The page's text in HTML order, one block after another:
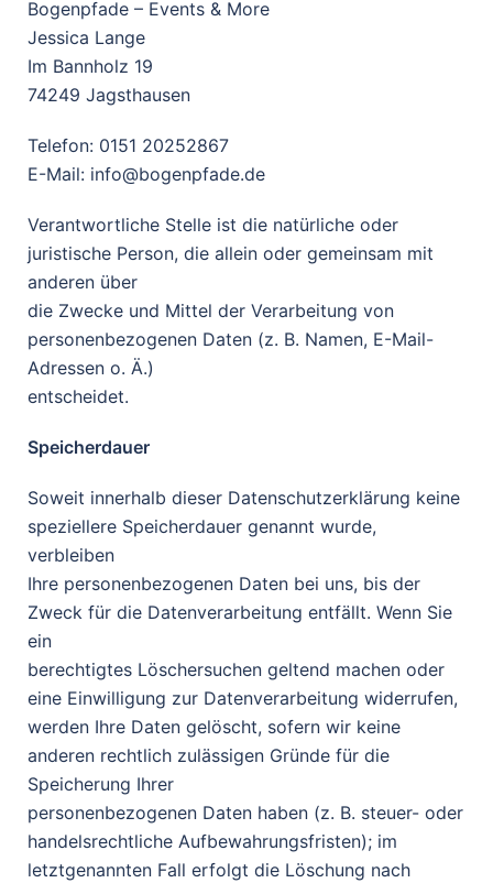
Bogenpfade – Events & More
Jessica Lange
Im Bannholz 19
74249 Jagsthausen
Telefon: 0151 20252867
E-Mail: info@bogenpfade.de
Verantwortliche Stelle ist die natürliche oder
juristische Person, die allein oder gemeinsam mit
anderen über
die Zwecke und Mittel der Verarbeitung von
personenbezogenen Daten (z. B. Namen, E-Mail-
Adressen o. Ä.)
entscheidet.
Speicherdauer
Soweit innerhalb dieser Datenschutzerklärung keine
speziellere Speicherdauer genannt wurde,
verbleiben
Ihre personenbezogenen Daten bei uns, bis der
Zweck für die Datenverarbeitung entfällt. Wenn Sie
ein
berechtigtes Löschersuchen geltend machen oder
eine Einwilligung zur Datenverarbeitung widerrufen,
werden Ihre Daten gelöscht, sofern wir keine
anderen rechtlich zulässigen Gründe für die
Speicherung Ihrer
personenbezogenen Daten haben (z. B. steuer- oder
handelsrechtliche Aufbewahrungsfristen); im
letztgenannten Fall erfolgt die Löschung nach